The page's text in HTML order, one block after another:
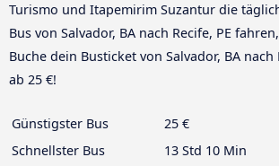
Turismo und Itapemirim Suzantur die
Bus von Salvador, BA nach Recife, PE
Buche dein Busticket von Salvador, BA nach
ab 25 €!
Günstigster Bus
25 €
Schnellster Bus
13 Std 10 Min